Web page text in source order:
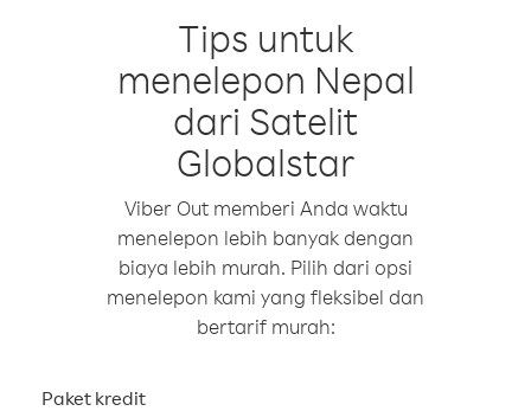
Tips untuk
menelepon Nepal
dari Satelit
Globalstar
Viber Out memberi Anda waktu
menelepon lebih banyak dengan
biaya lebih murah. Pilih dari opsi
menelepon kami yang fleksibel dan
bertarif murah:
Paket kredit